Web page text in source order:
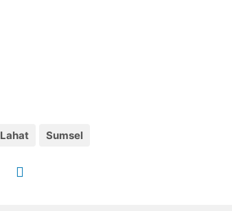
Lahat Sumsel